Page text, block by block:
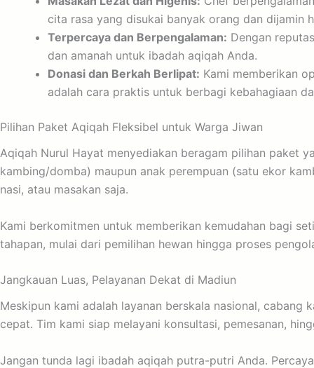
cita rasa yang disukai banyak orang dan dijamin
Terpercaya dan Berpengalaman: Dengan
dan amanah untuk ibadah aqiqah Anda.
Donasi dan Berkah Berlipat: Kami memberikan
adalah cara praktis untuk berbagi kebahagiaan
Pilihan Paket Aqiqah Fleksibel untuk Warga Jiwan
Aqiqah Nurul Hayat menyediakan beragam pilihan paket
kambing/domba) maupun anak perempuan (satu ekor
nasi, atau masakan saja.
Kami berkomitmen untuk memberikan kemudahan bagi
tahapan, mulai dari pemilihan hewan hingga proses
Jangkauan Luas, Pelayanan Dekat di Madiun
Meskipun kami adalah layanan berskala nasional,
cepat. Tim kami siap melayani konsultasi, pemesanan,
Jangan tunda lagi ibadah aqiqah putra-putri Anda.